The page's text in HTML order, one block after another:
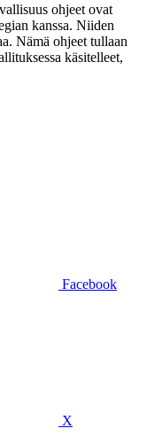
ohjeet ovat
kanssa. Niiden
Nämä ohjeet tullaan
käsitelleet,
Facebook
X